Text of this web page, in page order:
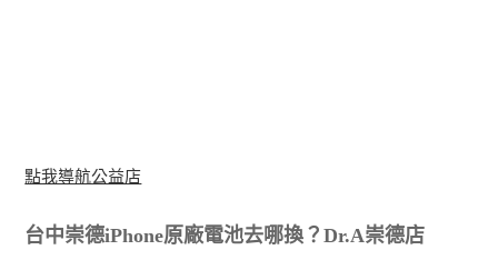
點我導航公益店
台中崇德iPhone原廠電池去哪換？Dr.A崇德店